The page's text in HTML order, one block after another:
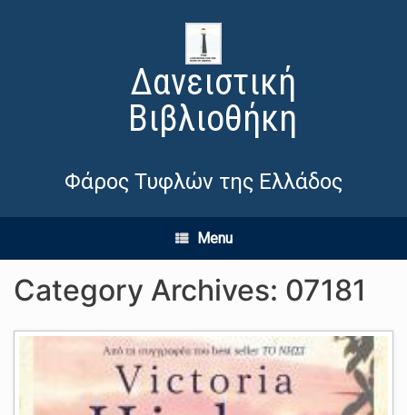
Δανειστική
Βιβλιοθήκη
Φάρος Τυφλών της Ελλάδος
Menu
Category Archives: 07181